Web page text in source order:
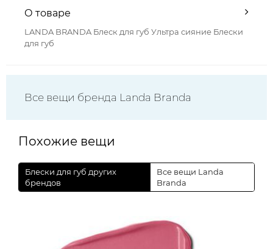
О товаре
LANDA BRANDA Блеск для губ Ультра сияние Блески
для губ
Все вещи бренда Landa Branda
Похожие вещи
Блески для губ других
брендов
Все вещи Landa
Branda